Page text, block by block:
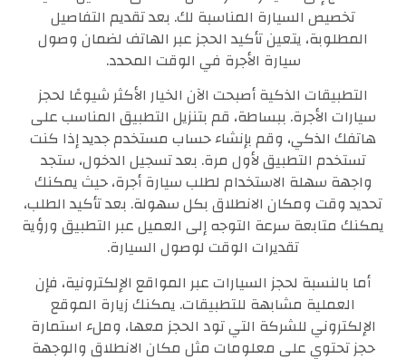
تخصيص السيارة المناسبة لك. بعد تقديم التفاصيل
المطلوبة، يتعين تأكيد الحجز عبر الهاتف لضمان وصول
سيارة الأجرة في الوقت المحدد.
التطبيقات الذكية أصبحت الآن الخيار الأكثر شيوعًا لحجز
سيارات الأجرة. ببساطة، قم بتنزيل التطبيق المناسب على
هاتفك الذكي، وقم بإنشاء حساب مستخدم جديد إذا كنت
تستخدم التطبيق لأول مرة. بعد تسجيل الدخول، ستجد
واجهة سهلة الاستخدام لطلب سيارة أجرة، حيث يمكنك
تحديد وقت ومكان الانطلاق بكل سهولة. بعد تأكيد الطلب،
يمكنك متابعة سرعة التوجه إلى العميل عبر التطبيق ورؤية
تقديرات الوقت لوصول السيارة.
أما بالنسبة لحجز السيارات عبر المواقع الإلكترونية، فإن
العملية مشابهة للتطبيقات. يمكنك زيارة الموقع
الإلكتروني للشركة التي تود الحجز معها، وملء استمارة
حجز تحتوي على معلومات مثل مكان الانطلاق والوجهة